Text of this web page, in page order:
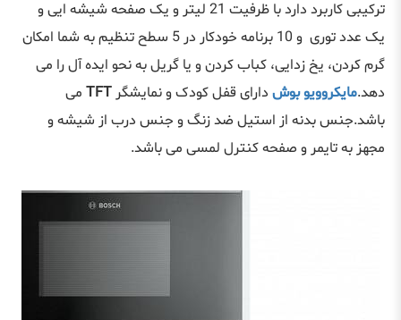
ترکیبی کاربرد دارد با ظرفیت 21 لیتر و یک صفحه شیشه ایی و
یک عدد توری و 10 برنامه خودکار در 5 سطح تنظیم به شما امکان
گرم کردن، یخ زدایی، کباب کردن و یا گریل به نحو ایده آل را می
دهد.مایکروویو بوش دارای قفل کودک و نمایشگر TFT می
باشد.جنس بدنه از استیل ضد زنگ و جنس درب از شیشه و
مجهز به تایمر و صفحه کنترل لمسی می باشد.